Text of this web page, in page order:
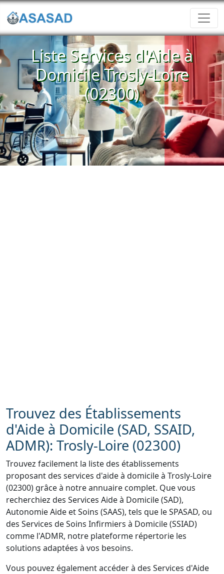
Liste Services d'Aide à
Domicile Trosly-Loire
(02300)
Trouvez des Établissements
d'Aide à Domicile (SAD, SSAID,
ADMR): Trosly-Loire (02300)
Trouvez facilement la liste des établissements
proposant des services d'aide à domicile à Trosly-Loire
(02300) grâce à notre annuaire complet. Que vous
recherchiez des Services Aide à Domicile (SAD),
Autonomie Aide et Soins (SAAS), tels que le SPASAD, ou
des Services de Soins Infirmiers à Domicile (SSIAD)
comme l'ADMR, notre plateforme répertorie les
solutions adaptées à vos besoins.
Vous pouvez également accéder à des Services d'Aide